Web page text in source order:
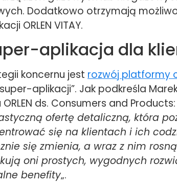
Dodatkowo otrzymają
ORLEN VITAY.
aplikacja dla
koncernu jest rozwój platformy
aplikacji”. Jak podkreśla
ds. Consumers and Products:
ofertę detaliczną, która
się na klientach i ich
się zmienia, a wraz z nim rosną
oni prostych, wygodnych
benefity„.